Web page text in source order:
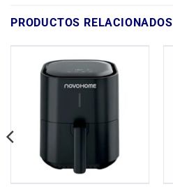
PRODUCTOS RELACIONADOS